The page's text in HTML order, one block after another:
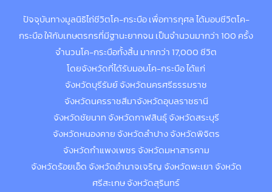
ปัจจุบันทางมูลนิธิไถ่ชีวิตโค-กระบือ เพื่อการกุศล ได้มอบชีวิตโค-
กระบือ ให้กับเกษตรกรที่มีฐานะยากจน เป็นจำนวนมากว่า 100 ครั้ง
จำนวนโค-กระบือทั้งสิ้น มากกว่า 17,000 ชีวิต
โดยจังหวัดที่ได้รับมอบโค-กระบือ ได้แก่
จังหวัดบุรีรัมย์ จังหวัดนครศรีธรรมราช
จังหวัดนครราชสีมาจังหวัดอุบลราชธานี
จังหวัดชัยนาท จังหวัดกาฬสินธุ์ จังหวัดสระบุรี
จังหวัดหนองคาย จังหวัดลำปาง จังหวัดพิจิตร
จังหวัดกำแพงเพชร จังหวัดมหาสารคาม
จังหวัดร้อยเอ็ด จังหวัดอำนาจเจริญ จังหวัดพะเยา จังหวัด
ศรีสะเกษ จังหวัดสุรินทร์